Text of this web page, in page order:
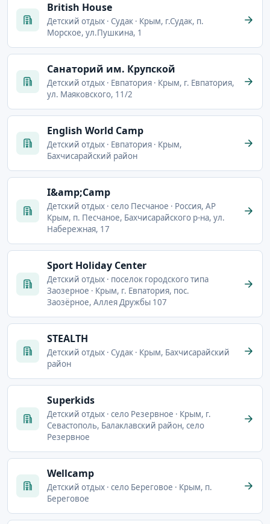
British House
Детский отдых · Судак · Крым, г.Судак, п.
Морское, ул.Пушкина, 1
Cанаторий им. Крупской
Детский отдых · Евпатория · Крым, г. Евпатория,
ул. Маяковского, 11/2
English World Camp
Детский отдых · Евпатория · Крым,
Бахчисарайский район
I&amp;Camp
Детский отдых · село Песчаное · Россия, АР
Крым, п. Песчаное, Бахчисарайского р-на, ул.
Набережная, 17
Sport Holiday Center
Детский отдых · поселок городского типа
Заозерное · Крым, г. Евпатория, пос.
Заозёрное, Аллея Дружбы 107
STEALTH
Детский отдых · Судак · Крым, Бахчисарайский
район
Superkids
Детский отдых · село Резервное · Крым, г.
Севастополь, Балаклавский район, село
Резервное
Wellcamp
Детский отдых · село Береговое · Крым, п.
Береговое